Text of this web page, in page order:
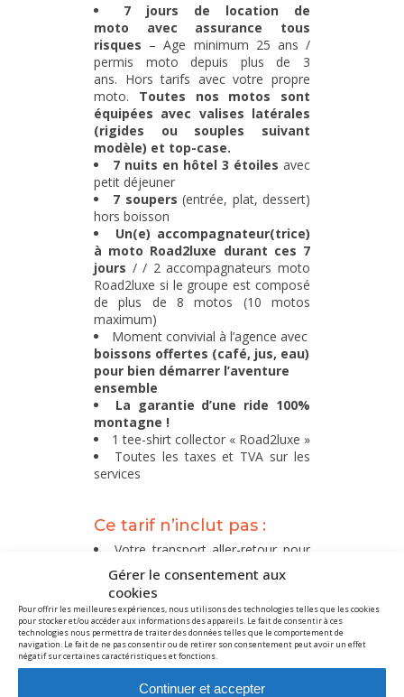
Gérer le consentement aux
cookies
Pour offrir les meilleures expériences, nous utilisons des technologies telles que les cookies
pour stocker et/ou accéder aux informations des appareils. Le fait de consentir à ces
technologies nous permettra de traiter des données telles que le comportement de
navigation. Le fait de ne pas consentir ou de retirer son consentement peut avoir un effet
négatif sur certaines caractéristiques et fonctions.
Continuer et accepter
7 jours de location de
moto avec assurance tous
risques – Age minimum 25 ans /
permis moto depuis plus de 3
ans. Hors tarifs avec votre propre
moto. Toutes nos motos sont
équipées avec valises latérales
(rigides ou souples suivant
modèle) et top-case.
7 nuits en hôtel 3 étoiles avec
petit déjeuner
7 soupers (entrée, plat, dessert)
hors boisson
Un(e) accompagnateur(trice)
à moto Road2luxe durant ces 7
jours / / 2 accompagnateurs moto
Road2luxe si le groupe est composé
de plus de 8 motos (10 motos
maximum)
Moment convivial à l’agence avec
boissons offertes (café, jus, eau)
pour bien démarrer l’aventure
ensemble
La garantie d’une ride 100%
montagne !
1 tee-shirt collector « Road2luxe »
Toutes les taxes et TVA sur les
services
Ce tarif n’inclut pas :
Votre transport aller-retour pour
rejoindre notre point de location à
l’aéroport de Marseille
Les déjeuners
L’essence de la moto
La caution/franchise de la moto
(en fonction de la catégorie)
L’assurance voyage (annulation,
rapatriement) obligatoire